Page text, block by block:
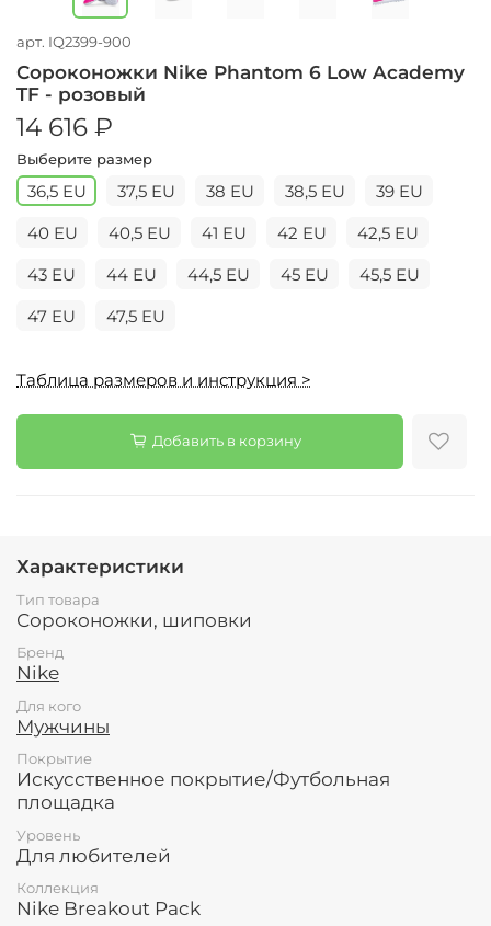
арт. IQ2399-900
Сороконожки Nike Phantom 6 Low Academy
TF - розовый
14 616 ₽
Выберите размер
36,5 EU 37,5 EU 38 EU 38,5 EU
39 EU
40 EU
40,5 EU 41 EU 42 EU
42,5 EU
43 EU
44 EU 44,5 EU 45 EU
45,5 EU
47 EU
47,5 EU
Таблица размеров и инструкция >
Добавить в корзину
Характеристики
Тип товара
Сороконожки, шиповки
Бренд
Nike
Для кого
Мужчины
Покрытие
Искусственное покрытие/Футбольная
площадка
Уровень
Для любителей
Коллекция
Nike Breakout Pack